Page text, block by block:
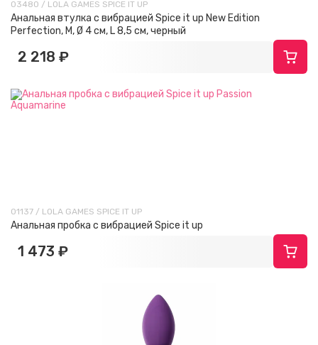
03480 / LOLA GAMES SPICE IT UP
Анальная втулка с вибрацией Spice it up New Edition
Perfection, M, Ø 4 см, L 8,5 см, черный
2 218 ₽
01137 / LOLA GAMES SPICE IT UP
Анальная пробка с вибрацией Spice it up
1 473 ₽